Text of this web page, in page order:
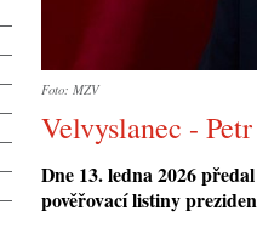
Foto: MZV
Velvyslanec -
Dne 13. ledna 2026
pověřovací listiny